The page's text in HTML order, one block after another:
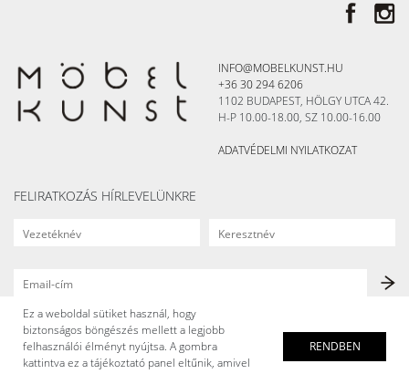
INFO@MOBELKUNST.HU
+36 30 294 6206
1102 BUDAPEST, HÖLGY UTCA 42.
H-P 10.00-18.00, SZ 10.00-16.00
ADATVÉDELMI NYILATKOZAT
FELIRATKOZÁS HÍRLEVELÜNKRE
Ez a weboldal sütiket használ, hogy
biztonságos böngészés mellett a legjobb
felhasználói élményt nyújtsa. A gombra
kattintva ez a tájékoztató panel eltűnik, amivel
RENDBEN